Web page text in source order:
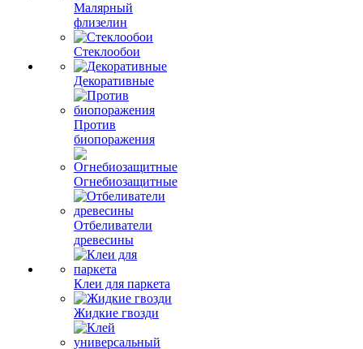
Малярный
флизелин
Стеклообои
Декоративные
Против
биопоражения
Огнебиозащитные
Отбеливатели
древесины
Клеи для паркета
Жидкие гвозди